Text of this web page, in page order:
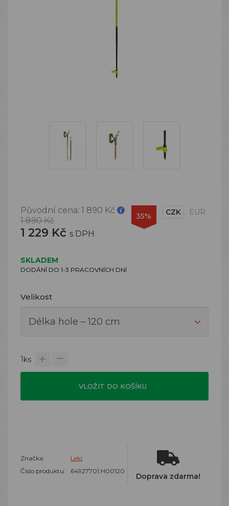
Původní cena: 1 890 Kč
1 890 Kč
1 229 Kč s DPH
35% CZK EUR
SKLADEM
DODÁNÍ DO 1-3 PRACOVNÍCH DNÍ
Velikost
1ks
VLOŽIT DO KOŠÍKU
Značka:
Leki
Číslo produktu:
64927701:H00120
Doprava zdarma!